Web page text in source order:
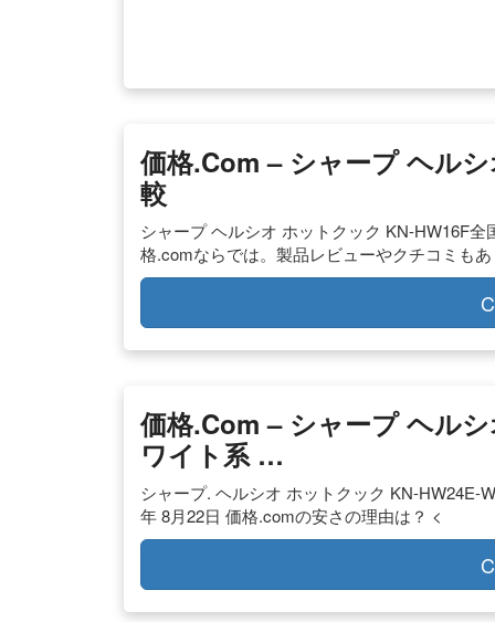
価格.com – シャープ ヘル
較
シャープ ヘルシオ ホットクック KN-HW16F
格.comならでは。製品レビューやクチコミも
価格.com – シャープ ヘル
ワイト系 …
シャープ. ヘルシオ ホットクック KN-HW24E-
年 8月22日 価格.comの安さの理由は？ <